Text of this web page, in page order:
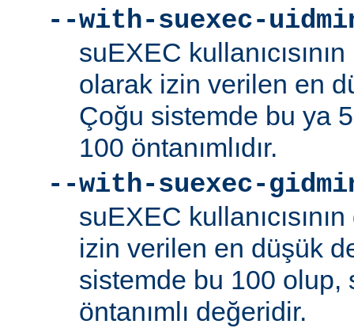
--with-suexec-
suEXEC
olarak izin verilen en
Çoğu sistemde bu ya
100 öntanımlıdır.
--with-suexec-
suEXEC
izin verilen en düşük
sistemde bu 100 olup,
öntanımlı değeridir.